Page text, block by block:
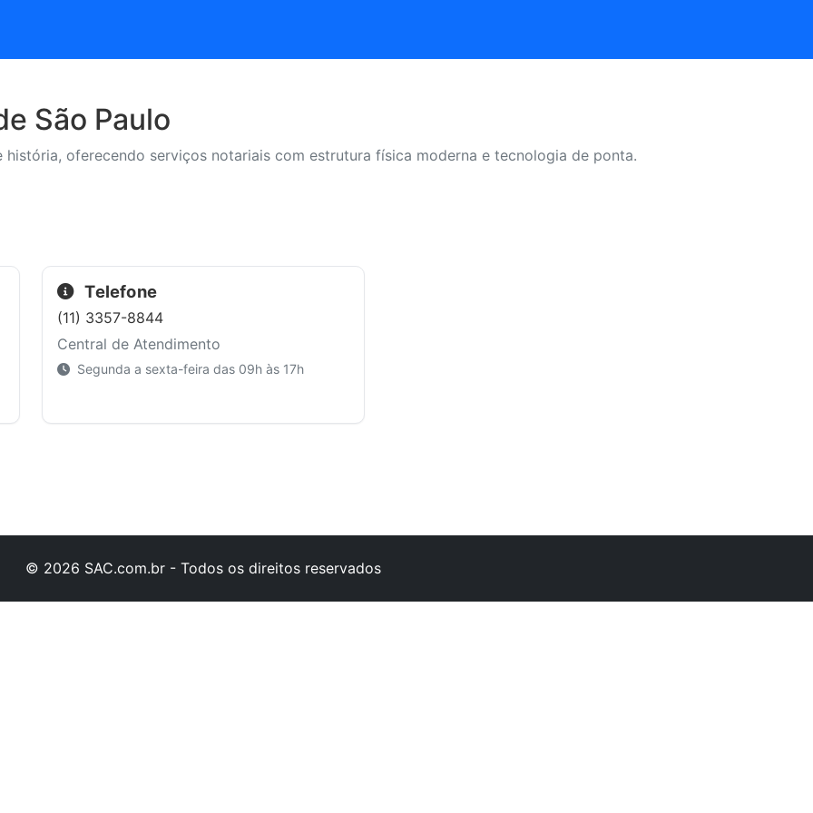
São Paulo
oferecendo serviços notariais com estrutura física moderna e tecnologia de ponta.
Telefone
(11) 3357-8844
Central de Atendimento
Segunda a sexta-feira das 09h às 17h
© 2026 SAC.com.br - Todos os direitos reservados